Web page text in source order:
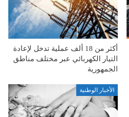
أكثر من 18 ألف عملية تدخل لإعادة
التيار الكهربائي عبر مختلف مناطق
الجمهورية
الأخبار الوطنية